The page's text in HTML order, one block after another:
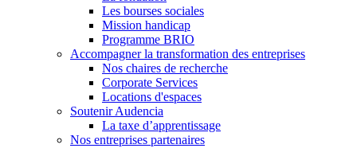
Les bourses sociales
Mission handicap
Programme BRIO
Accompagner la transformation des entreprises
Nos chaires de recherche
Corporate Services
Locations d'espaces
Soutenir Audencia
La taxe d’apprentissage
Nos entreprises partenaires